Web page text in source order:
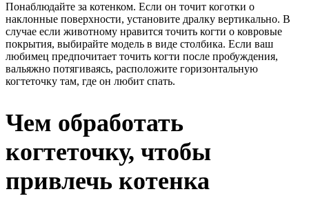
Понаблюдайте за котенком. Если он точит коготки о
наклонные поверхности, установите дралку вертикально. В
случае если животному нравится точить когти о ковровые
покрытия, выбирайте модель в виде столбика. Если ваш
любимец предпочитает точить когти после пробуждения,
вальяжно потягиваясь, расположите горизонтальную
когтеточку там, где он любит спать.
Чем обработать
когтеточку, чтобы
привлечь котенка